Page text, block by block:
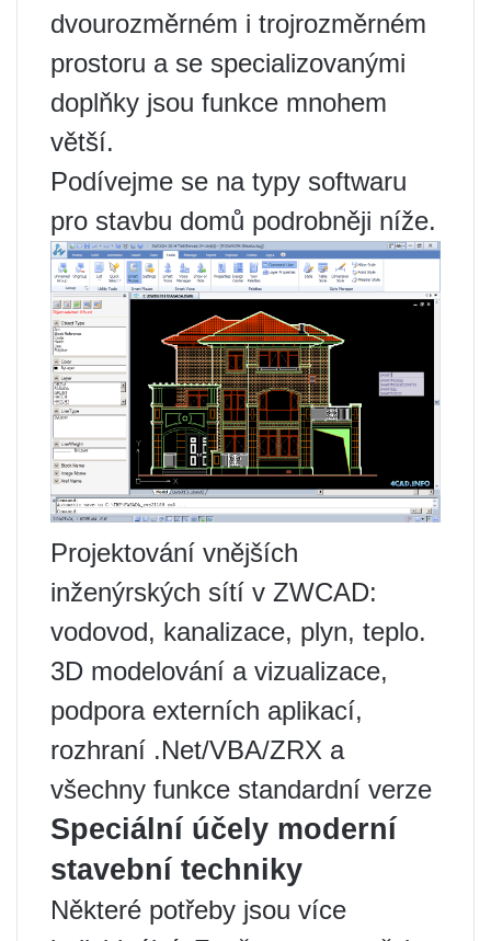
dvourozměrném i trojrozměrném
prostoru a se specializovanými
doplňky jsou funkce mnohem
větší.
Podívejme se na typy softwaru
pro stavbu domů podrobněji níže.
Projektování vnějších
inženýrských sítí v ZWCAD:
vodovod, kanalizace, plyn, teplo.
3D modelování a vizualizace,
podpora externích aplikací,
rozhraní .Net/VBA/ZRX a
všechny funkce standardní verze
Speciální účely moderní
stavební techniky
Některé potřeby jsou více